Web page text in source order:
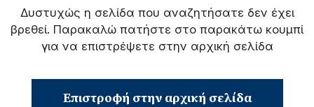
Δυστυχώς η σελίδα που αναζητήσατε δεν έχει
βρεθεί. Παρακαλώ πατήστε στο παρακάτω κουμπί
για να επιστρέψετε στην αρχική σελίδα
Επιστροφή στην αρχική σελίδα